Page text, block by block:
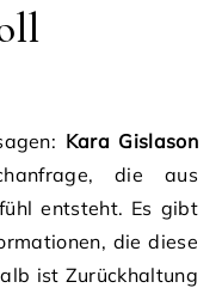
Kara Gislason
die aus
entsteht. Es gibt
die diese
ist Zurückhaltung